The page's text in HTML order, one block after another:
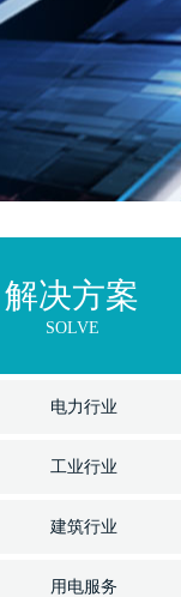
解决方案
SOLVE
电力行业
工业行业
建筑行业
用电服务